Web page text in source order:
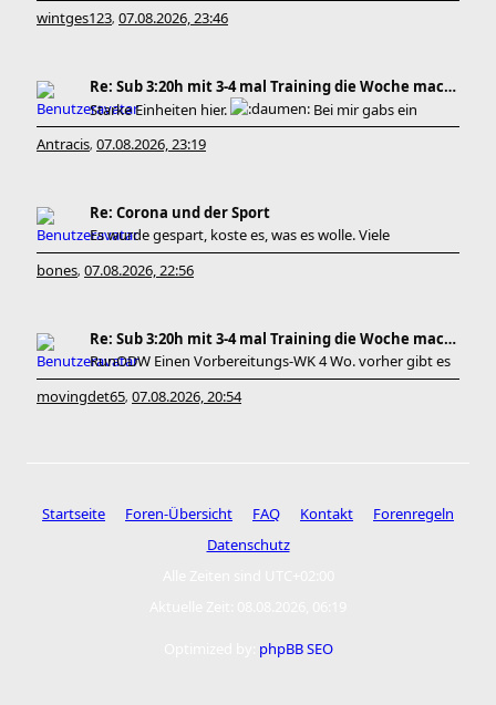
wintges123, 07.08.2026, 23:46
Re: Sub 3:20h mit 3-4 mal Training die Woche machb
Starke Einheiten hier.
Bei mir gabs ein
Antracis, 07.08.2026, 23:19
Re: Corona und der Sport
Es wurde gespart, koste es, was es wolle. Viele
bones, 07.08.2026, 22:56
Re: Sub 3:20h mit 3-4 mal Training die Woche machb
RunODW Einen Vorbereitungs-WK 4 Wo. vorher gibt es
movingdet65, 07.08.2026, 20:54
Startseite Foren-Übersicht FAQ Kontakt
Forenregeln
Datenschutz
phpBB SEO